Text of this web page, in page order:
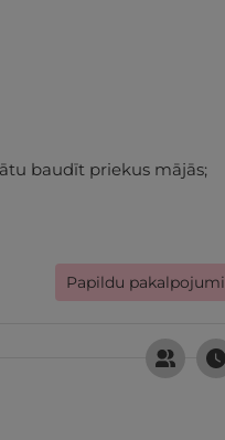
baudīt priekus mājās;
Papildu pakalpojumi